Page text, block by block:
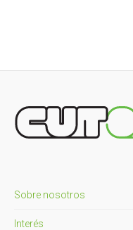
Sobre nosotros
Interés